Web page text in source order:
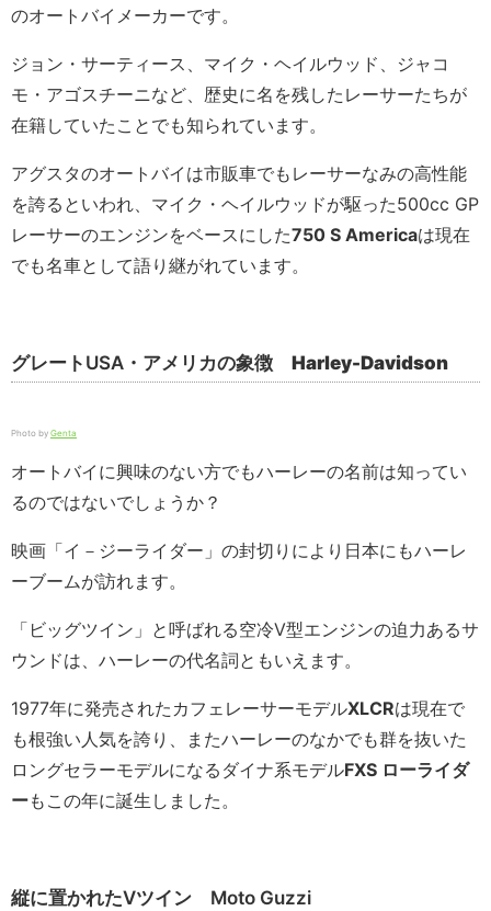
のオートバイメーカーです。
ジョン・サーティース、マイク・ヘイルウッド、ジャコ
モ・アゴスチーニなど、歴史に名を残したレーサーたちが
在籍していたことでも知られています。
アグスタのオートバイは市販車でもレーサーなみの高性能
を誇るといわれ、マイク・ヘイルウッドが駆った500cc GP
レーサーのエンジンをベースにした750 S Americaは現在
でも名車として語り継がれています。
グレートUSA・アメリカの象徴 Harley-Davidson
Photo by Genta
オートバイに興味のない方でもハーレーの名前は知ってい
るのではないでしょうか？
映画「イ－ジーライダー」の封切りにより日本にもハーレ
ーブームが訪れます。
「ビッグツイン」と呼ばれる空冷V型エンジンの迫力あるサ
ウンドは、ハーレーの代名詞ともいえます。
1977年に発売されたカフェレーサーモデルXLCRは現在で
も根強い人気を誇り、またハーレーのなかでも群を抜いた
ロングセラーモデルになるダイナ系モデルFXS ローライダ
ーもこの年に誕生しました。
縦に置かれたVツイン Moto Guzzi